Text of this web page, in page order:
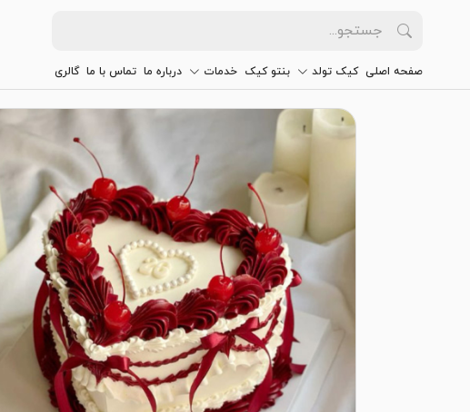
صفحه اصلی کیک تولد بنتو کیک خدمات درباره ما تماس با ما گالری